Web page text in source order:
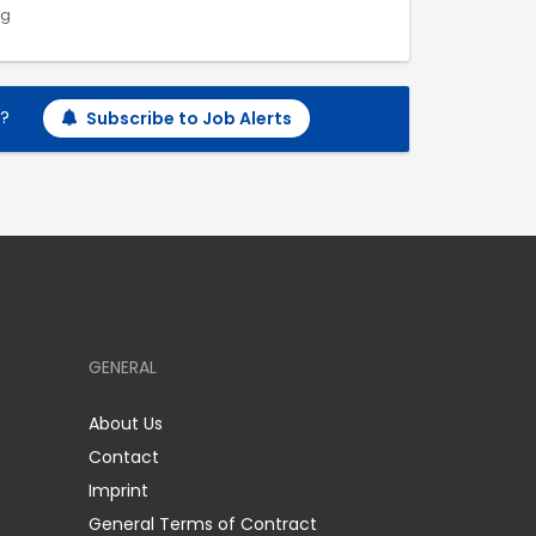
Subscribe to Job Alerts
GENERAL
About Us
Contact
Imprint
General Terms of Contract